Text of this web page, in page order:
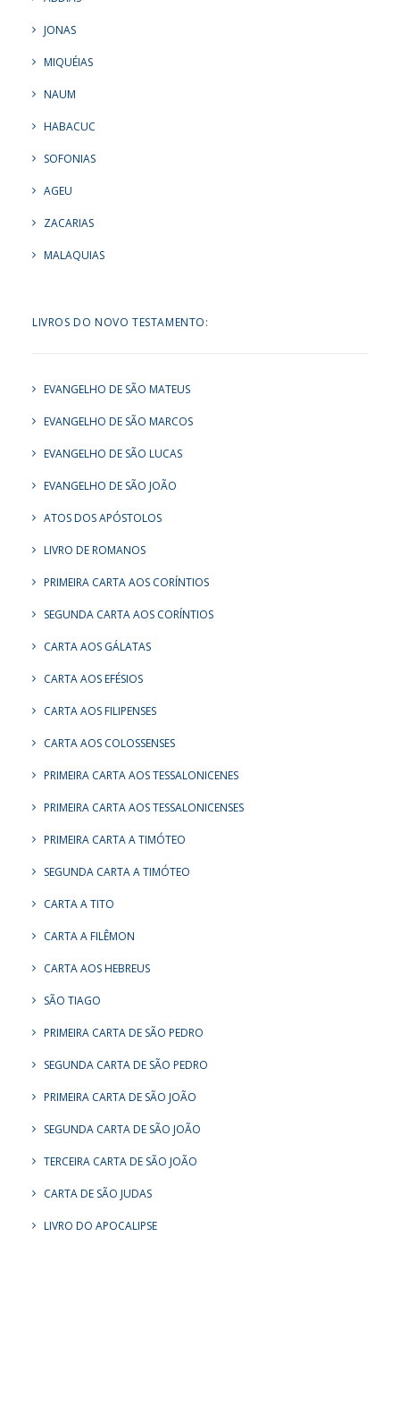
JONAS
MIQUÉIAS
NAUM
HABACUC
SOFONIAS
AGEU
ZACARIAS
MALAQUIAS
LIVROS DO NOVO TESTAMENTO:
EVANGELHO DE SÃO MATEUS
EVANGELHO DE SÃO MARCOS
EVANGELHO DE SÃO LUCAS
EVANGELHO DE SÃO JOÃO
ATOS DOS APÓSTOLOS
LIVRO DE ROMANOS
PRIMEIRA CARTA AOS CORÍNTIOS
SEGUNDA CARTA AOS CORÍNTIOS
CARTA AOS GÁLATAS
CARTA AOS EFÉSIOS
CARTA AOS FILIPENSES
CARTA AOS COLOSSENSES
PRIMEIRA CARTA AOS TESSALONICENES
PRIMEIRA CARTA AOS TESSALONICENSES
PRIMEIRA CARTA A TIMÓTEO
SEGUNDA CARTA A TIMÓTEO
CARTA A TITO
CARTA A FILÊMON
CARTA AOS HEBREUS
SÃO TIAGO
PRIMEIRA CARTA DE SÃO PEDRO
SEGUNDA CARTA DE SÃO PEDRO
PRIMEIRA CARTA DE SÃO JOÃO
SEGUNDA CARTA DE SÃO JOÃO
TERCEIRA CARTA DE SÃO JOÃO
CARTA DE SÃO JUDAS
LIVRO DO APOCALIPSE